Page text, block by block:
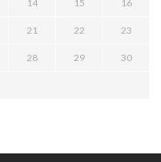
14 15 16
21 22 23
28 29 30